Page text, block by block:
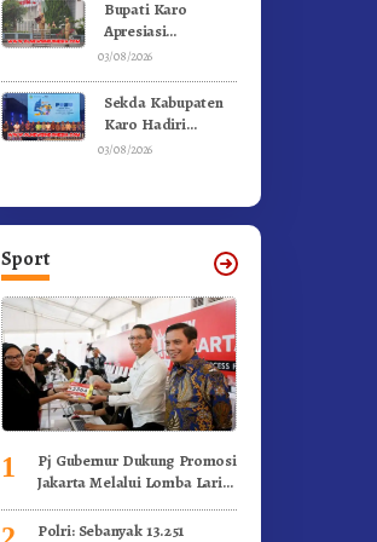
Bupati Karo
Apresiasi
Suksesnya FBB
Targetkan FBB
2027 Go
03/08/2026
Sekda Kabupaten
Karo Hadiri
Penutupan (PRSU)
03/08/2026
Sport
1
Pj Gubernur Dukung Promosi
Jakarta Melalui Lomba Lari
Polri: Sebanyak 13.251